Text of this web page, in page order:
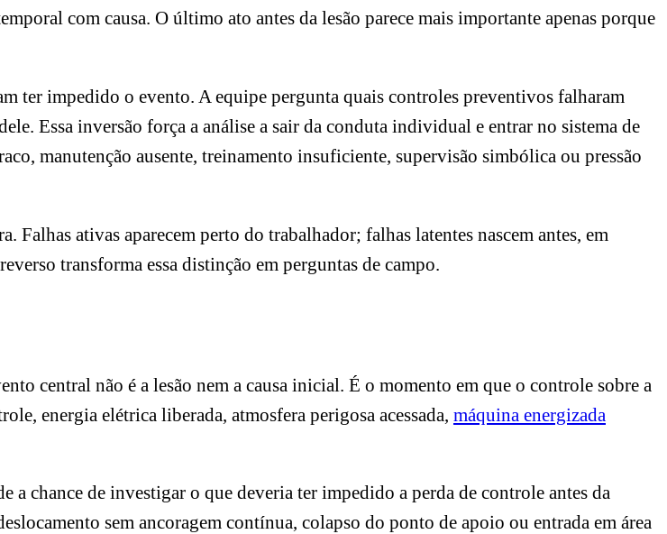
com causa. O último ato antes da lesão parece mais importante apenas porque
ter impedido o evento. A equipe pergunta quais controles preventivos falharam
Essa inversão força a análise a sair da conduta individual e entrar no sistema de
manutenção ausente, treinamento insuficiente, supervisão simbólica ou pressão
Falhas ativas aparecem perto do trabalhador; falhas latentes nascem antes, em
transforma essa distinção em perguntas de campo.
central não é a lesão nem a causa inicial. É o momento em que o controle sobre a
energia elétrica liberada, atmosfera perigosa acessada, máquina energizada
chance de investigar o que deveria ter impedido a perda de controle antes da
sem ancoragem contínua, colapso do ponto de apoio ou entrada em área